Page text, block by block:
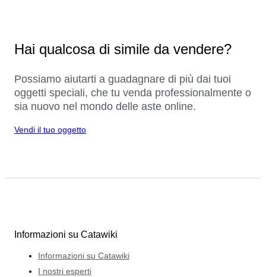
Hai qualcosa di simile da vendere?
Possiamo aiutarti a guadagnare di più dai tuoi
oggetti speciali, che tu venda professionalmente o
sia nuovo nel mondo delle aste online.
Vendi il tuo oggetto
Informazioni su Catawiki
Informazioni su Catawiki
I nostri esperti